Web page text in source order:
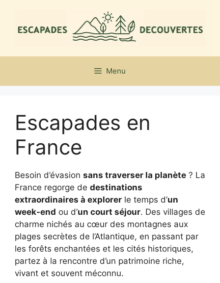
contenu
Menu
Escapades en
France
Besoin d’évasion sans traverser la planète ? La
France regorge de destinations
extraordinaires à explorer le temps d’un
week-end ou d’un court séjour. Des villages de
charme nichés au cœur des montagnes aux
plages secrètes de l’Atlantique, en passant par
les forêts enchantées et les cités historiques,
partez à la rencontre d’un patrimoine riche,
vivant et souvent méconnu.